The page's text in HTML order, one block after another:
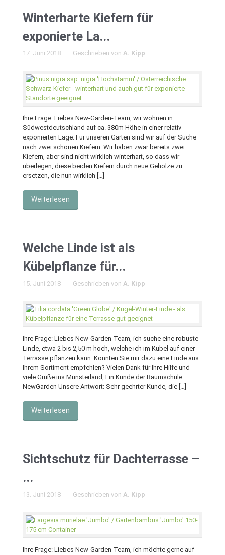
Winterharte Kiefern für
exponierte La...
17. Juni 2018 Geschrieben von A. Kipp
Ihre Frage: Liebes New-Garden-Team, wir wohnen in
Südwestdeutschland auf ca. 380m Höhe in einer relativ
exponierten Lage. Für unseren Garten sind wir auf der Suche
nach zwei schönen Kiefern. Wir haben zwar bereits zwei
Kiefern, aber sind nicht wirklich winterhart, so dass wir
überlegen, diese beiden Kiefern durch neue Gehölze zu
ersetzen, die nun wirklich […]
Weiterlesen
Welche Linde ist als
Kübelpflanze für...
15. Juni 2018 Geschrieben von A. Kipp
Ihre Frage: Liebes New-Garden-Team, ich suche eine robuste
Linde, etwa 2 bis 2,50 m hoch, welche ich im Kübel auf einer
Terrasse pflanzen kann. Könnten Sie mir dazu eine Linde aus
Ihrem Sortiment empfehlen? Vielen Dank für Ihre Hilfe und
viele Grüße ins Münsterland, Ein Kunde der Baumschule
NewGarden Unsere Antwort: Sehr geehrter Kunde, die […]
Weiterlesen
Sichtschutz für Dachterrasse –
...
13. Juni 2018 Geschrieben von A. Kipp
Ihre Frage: Liebes New-Garden-Team, ich möchte gerne auf